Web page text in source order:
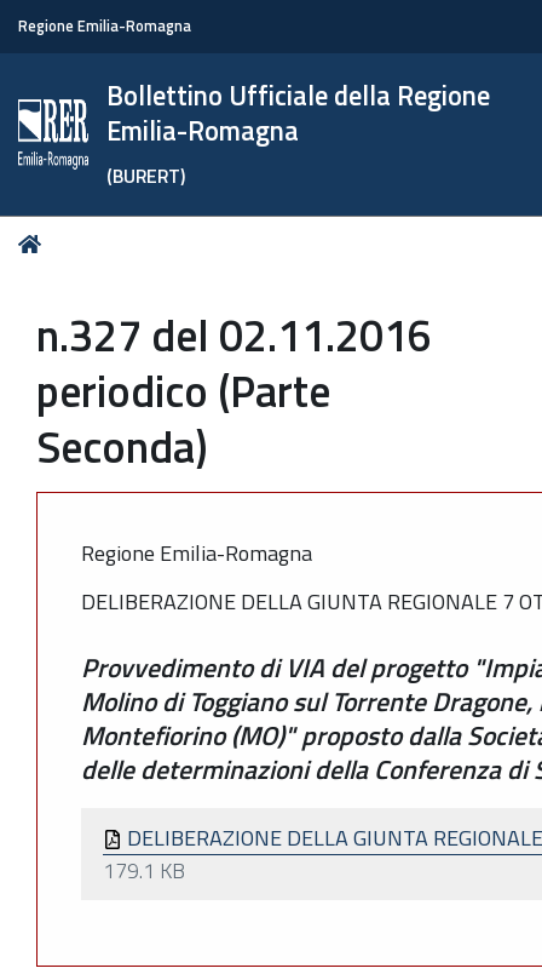
Regione Emilia-Romagna
Bollettino Ufficiale della Regione
Emilia-Romagna
(BURERT)
Tu
n.327 del 02.11.2016
periodico (Parte
Seconda)
Regione Emilia-Romagna
DELIBERAZIONE DELLA GIUNTA REGIONALE 7
Provvedimento di VIA del progetto
Molino di Toggiano sul Torrente
Montefiorino (MO)" proposto dalla
delle determinazioni della Conferenza di
DELIBERAZIONE DELLA GIUNTA
179.1 KB